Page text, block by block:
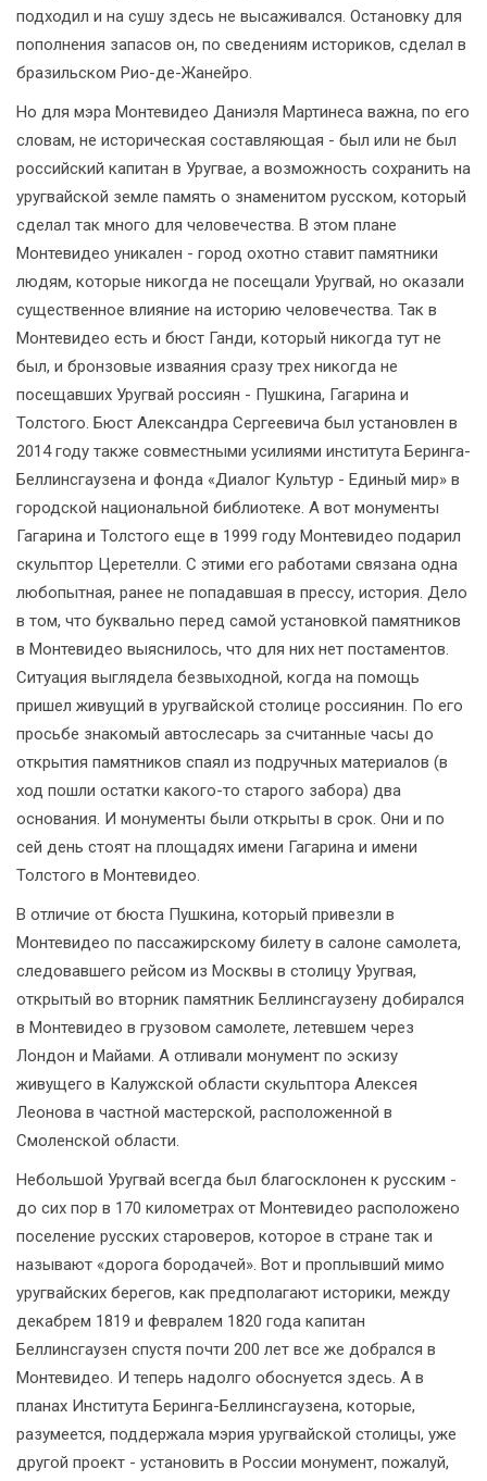
подходил и на сушу здесь не высаживался. Остановку для
пополнения запасов он, по сведениям историков, сделал в
бразильском Рио-де-Жанейро.
Но для мэра Монтевидео Даниэля Мартинеса важна, по его
словам, не историческая составляющая - был или не был
российский капитан в Уругвае, а возможность сохранить на
уругвайской земле память о знаменитом русском, который
сделал так много для человечества. В этом плане
Монтевидео уникален - город охотно ставит памятники
людям, которые никогда не посещали Уругвай, но оказали
существенное влияние на историю человечества. Так в
Монтевидео есть и бюст Ганди, который никогда тут не
был, и бронзовые изваяния сразу трех никогда не
посещавших Уругвай россиян - Пушкина, Гагарина и
Толстого. Бюст Александра Сергеевича был установлен в
2014 году также совместными усилиями института Беринга-
Беллинсгаузена и фонда «Диалог Культур - Единый мир» в
городской национальной библиотеке. А вот монументы
Гагарина и Толстого еще в 1999 году Монтевидео подарил
скульптор Церетелли. С этими его работами связана одна
любопытная, ранее не попадавшая в прессу, история. Дело
в том, что буквально перед самой установкой памятников
в Монтевидео выяснилось, что для них нет постаментов.
Ситуация выглядела безвыходной, когда на помощь
пришел живущий в уругвайской столице россиянин. По его
просьбе знакомый автослесарь за считанные часы до
открытия памятников спаял из подручных материалов (в
ход пошли остатки какого-то старого забора) два
основания. И монументы были открыты в срок. Они и по
сей день стоят на площадях имени Гагарина и имени
Толстого в Монтевидео.
В отличие от бюста Пушкина, который привезли в
Монтевидео по пассажирскому билету в салоне самолета,
следовавшего рейсом из Москвы в столицу Уругвая,
открытый во вторник памятник Беллинсгаузену добирался
в Монтевидео в грузовом самолете, летевшем через
Лондон и Майами. А отливали монумент по эскизу
живущего в Калужской области скульптора Алексея
Леонова в частной мастерской, расположенной в
Смоленской области.
Небольшой Уругвай всегда был благосклонен к русским -
до сих пор в 170 километрах от Монтевидео расположено
поселение русских староверов, которое в стране так и
называют «дорога бородачей». Вот и проплывший мимо
уругвайских берегов, как предполагают историки, между
декабрем 1819 и февралем 1820 года капитан
Беллинсгаузен спустя почти 200 лет все же добрался в
Монтевидео. И теперь надолго обоснуется здесь. А в
планах Института Беринга-Беллинсгаузена, которые,
разумеется, поддержала мэрия уругвайской столицы, уже
другой проект - установить в России монумент, пожалуй,